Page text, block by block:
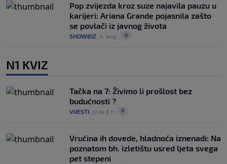
Pop zvijezda kroz suze najavila pauzu u
karijeri: Ariana Grande pojasnila zašto
se povlači iz javnog života
SHOWBIZ 4. aug. 0
N1 KVIZ
Tačka na 7: Živimo li prošlost bez
budućnosti ?
VIJESTI prije 6 h 0
Vrućina ih dovede, hladnoća iznenadi: Na
poznatom bh. izletištu usred ljeta svega
pet stepeni